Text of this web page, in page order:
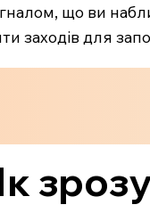
що ви
заходів для